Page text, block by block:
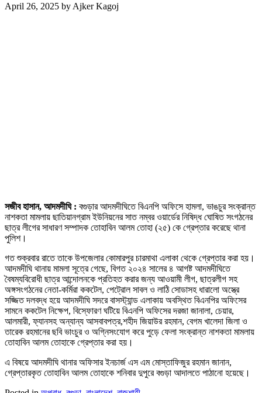
April 26, 2025 by Ajker Kagoj
সজীব হাসান, আদমদীঘি : বগুড়ার আদমদীঘিতে বিএনপি অফিসে হামলা, ভাঙচুর সংক্রান্ত
নাশকতা মামলায় ছাতিয়ানগ্রাম ইউনিয়নের সাত নম্বর ওয়ার্ডের নিষিদ্ধ ঘোষিত সংগঠনের
ছাত্র লীগের সাধারণ সম্পাদক তোহাবিন আলম তোহা (২৫) কে গ্রেপ্তার করেছে থানা
পুলিশ।
গত শুক্রবার রাতে তাকে উপজেলার কোমারপুর চারমাথা এলাকা থেকে গ্রেপ্তার করা হয়।
আদমদীঘি থানায় মামলা সূত্রে গেছে, বিগত ২০২৪ সালের ৪ আগষ্ট আদমদীঘিতে
বৈষম্যবিরোধী ছাত্র আন্দোলনকে প্রতিহত করার জন্য আওয়ামী লীগ, ছাত্রলীগ সহ
অঙ্গসংগঠনের নেতা-কর্মিরা ককটেল, পেট্রোল সাবল ও লাঠি সোডাসহ ধারালো অস্ত্রে
সজ্জিত দলবদ্ধ হয়ে আদমদীঘি সদরে বাসস্ট্যান্ড এলাকায় অবস্থিত বিএনপির অফিসের
সামনে ককটেল নিক্ষেপ, বিস্ফোরণ ঘটিয়ে বিএনপি অফিসের দরজা জানালা, চেয়ার,
আলমারী, ফ্যানসহ অন্যান্য আসবাবপত্র,শহীদ জিয়াউর রহমান, বেগম খালেদা জিলা ও
তারেক রহমানের ছবি ভাংচুর ও অগ্নিসংযোগ করে পুড়ে ফেলা সংক্রান্ত নাশকতা মামলায়
তোহাবিন আলম তোহাকে গ্রেপ্তার করা হয়।
এ বিষয়ে আদমদীঘি থানার অফিসার ইনচার্জ এস এম মোস্তাফিজুর রহমান জানান,
গ্রেপ্তারকৃত তোহাবিন আলম তোহাকে শনিবার দুপুরে বগুড়া আদালতে পাঠানো হয়েছে।